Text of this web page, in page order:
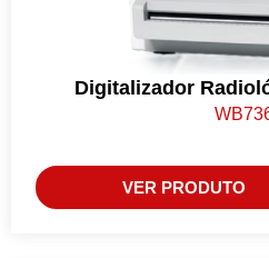
Digitalizador
VER PRODUTO